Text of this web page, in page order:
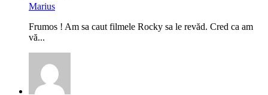
Marius
Frumos ! Am sa caut filmele Rocky sa le revăd. Cred ca am
vă...